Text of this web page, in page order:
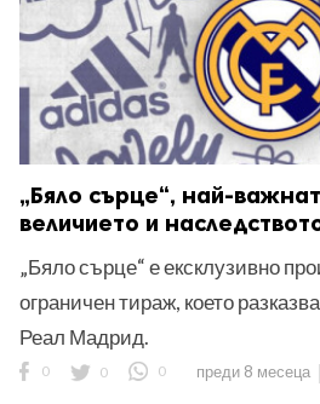
„Бяло сърце“, най-
величието и
„Бяло сърце“ е ексклузивно
ограничен тираж, което
Реал Мадрид.
0 0 0 преди 8 месеца